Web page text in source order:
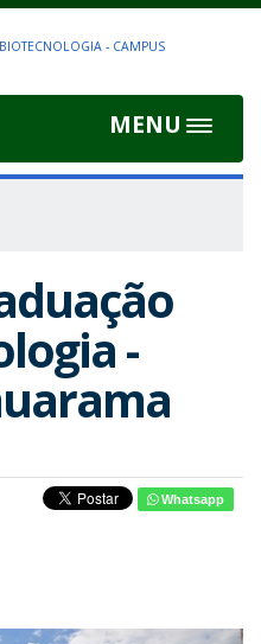
BIOTECNOLOGIA - CAMPUS
MENU
Toggle
-
Whatsapp